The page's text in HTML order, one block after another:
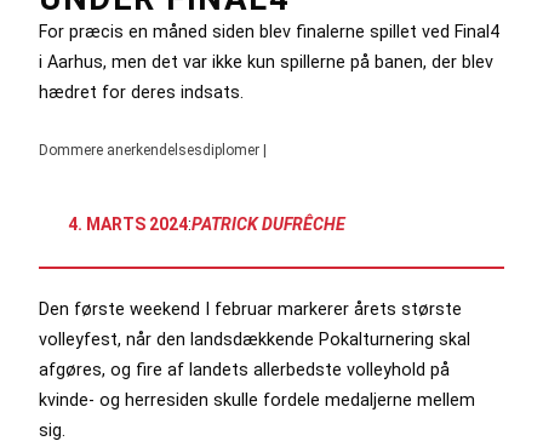
For præcis en måned siden blev finalerne spillet ved Final4
i Aarhus, men det var ikke kun spillerne på banen, der blev
hædret for deres indsats.
Dommere anerkendelsesdiplomer |
4. MARTS 2024:PATRICK DUFRÊCHE
Den første weekend I februar markerer årets største
volleyfest, når den landsdækkende Pokalturnering skal
afgøres, og fire af landets allerbedste volleyhold på
kvinde- og herresiden skulle fordele medaljerne mellem
sig.